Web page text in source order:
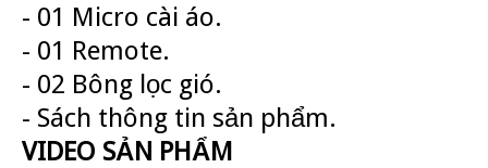
- 01 Micro cài áo.
- 01 Remote.
- 02 Bông lọc gió.
- Sách thông tin sản phẩm.
VIDEO SẢN PHẨM